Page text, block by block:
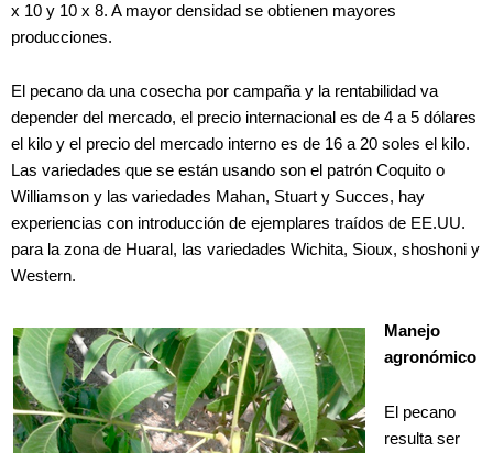
x 10 y 10 x 8. A mayor densidad se obtienen mayores
producciones.
El pecano da una cosecha por campaña y la rentabilidad va
depender del mercado, el precio internacional es de 4 a 5 dólares
el kilo y el precio del mercado interno es de 16 a 20 soles el kilo.
Las variedades que se están usando son el patrón Coquito o
Williamson y las variedades Mahan, Stuart y Succes, hay
experiencias con introducción de ejemplares traídos de EE.UU.
para la zona de Huaral, las variedades Wichita, Sioux, shoshoni y
Western.
Manejo
agronómico
El pecano
resulta ser